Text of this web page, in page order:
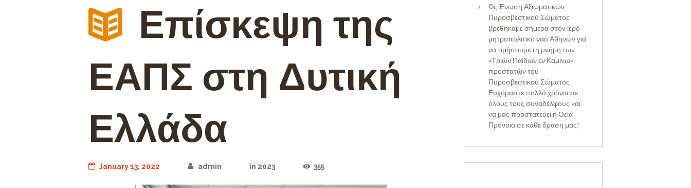
Επίσκεψη της
ΕΑΠΣ στη Δυτική
Ελλάδα
January 13, 2022 admin in 2023 355
Ως Ένωση Αξιωματικών
Πυροσβεστικού Σώματος
βρεθήκαμε σήμερα στον ιερό
μητροπολιτικό ναό Αθηνών για
να τιμήσουμε τη μνήμη των
«Τριών Παίδων εν Καμίνω»
προστατών του
Πυροσβεστικού Σώματος
Ευχόμαστε πολλά χρόνια σε
όλους τους συναδέλφους και
να μας προστατεύει η Θεία
Πρόνοια σε κάθε δράση μας!